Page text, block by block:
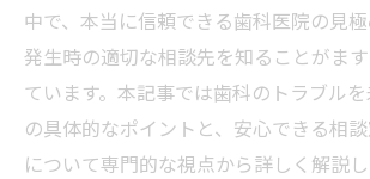
中で、本当に信頼できる歯科医院の見
発生時の適切な相談先を知ることがま
ています。本記事では歯科のトラブル
の具体的なポイントと、安心できる相
について専門的な視点から詳しく解説